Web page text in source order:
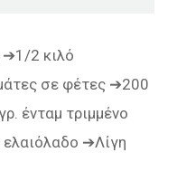
2 κιλό
σε φέτες ➔200
ένταμ τριμμένο
➔Λίγη